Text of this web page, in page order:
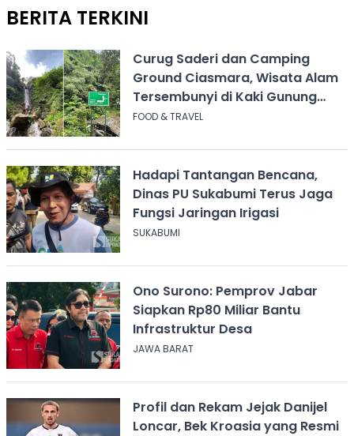
BERITA TERKINI
Curug Saderi dan Camping
Ground Ciasmara, Wisata Alam
Tersembunyi di Kaki Gunung
Salak
FOOD & TRAVEL
Hadapi Tantangan Bencana,
Dinas PU Sukabumi Terus Jaga
Fungsi Jaringan Irigasi
SUKABUMI
Ono Surono: Pemprov Jabar
Siapkan Rp80 Miliar Bantu
Infrastruktur Desa
JAWA BARAT
Profil dan Rekam Jejak Danijel
Loncar, Bek Kroasia yang Resmi